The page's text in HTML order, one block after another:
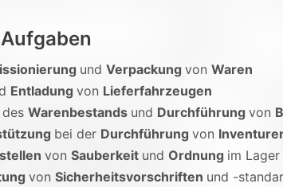
und Verpackung von Waren
Entladung von Lieferfahrzeugen
des Warenbestands und Durchführung von
bei der Durchführung von
von Sauberkeit und Ordnung im Lager
von Sicherheitsvorschriften und -